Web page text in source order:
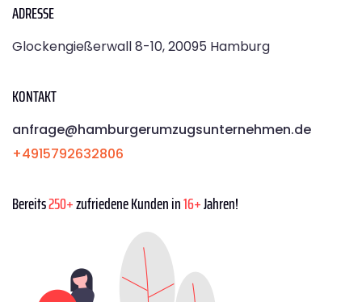
ADRESSE
Glockengießerwall 8-10, 20095 Hamburg
KONTAKT
anfrage@hamburgerumzugsunternehmen.de
+4915792632806
Bereits250+zufriedene Kunden in16+Jahren!